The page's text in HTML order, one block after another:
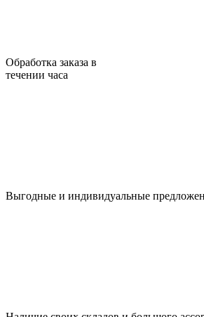
Обработка заказа в
течении часа
Выгодные и индивидуальные